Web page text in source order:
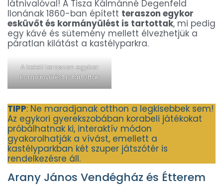
látnivalóval! A Tisza Kálmánné Degenfeld
Ilonának 1860-ban épített teraszon egykor
esküvőt és kormányülést is tartottak, mi pedig
egy kávé és sütemény mellett élvezhetjük a
páratlan kilátást a kastélyparkra.
A keleti teraszon egykor
kormányülést is tartottak
TIPP: Ne maradjanak otthon a legkisebbek sem!
Az egykori gyerekszobában korabeli játékokat
próbálhatnak ki, interaktív módon
gyakorolhatják a vívást, emellett a
kastélyparkban két szuper játszótér is
rendelkezésre áll.
Arany János Vendégház és Étterem